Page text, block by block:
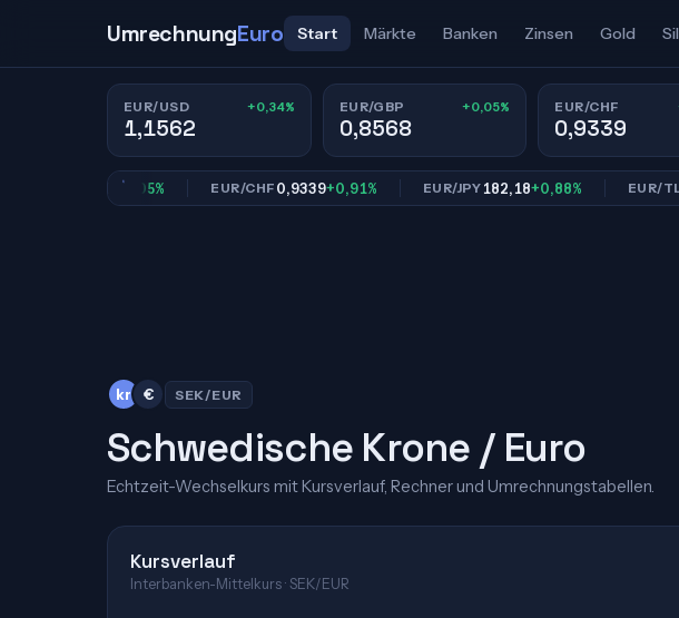
UmrechnungEuro Start Märkte Banken Zinsen Gold
EUR/USD +0,34%
1,1562
EUR/GBP +0,05%
0,8568
EUR/CHF
0,9339
+0,05% EUR/CHF0,9339+0,91% EUR/JPY 182,18+0,88% EUR/TL
kr € SEK/EUR
Schwedische Krone / Euro
Echtzeit-Wechselkurs mit Kursverlauf, Rechner und Umrechnungstabellen.
Kursverlauf
Interbanken-Mittelkurs · SEK/EUR